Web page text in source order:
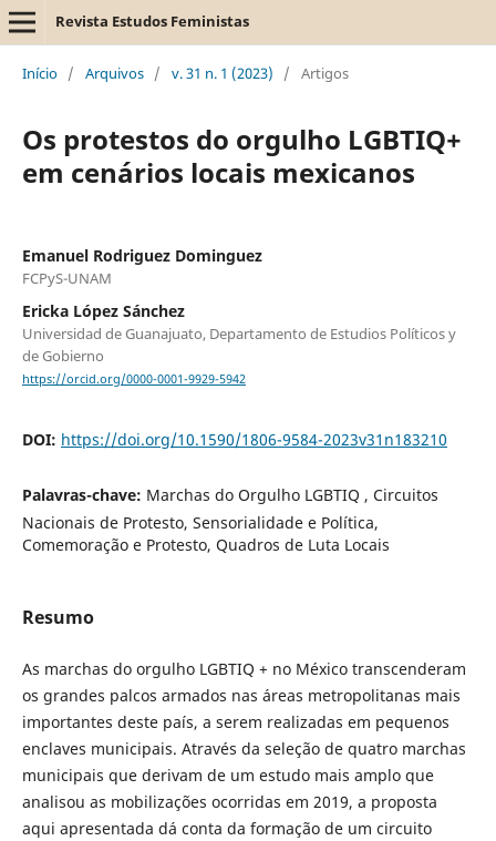
Revista Estudos Feministas
Início / Arquivos / v. 31 n. 1 (2023) / Artigos
Os protestos do orgulho LGBTIQ+
em cenários locais mexicanos
Emanuel Rodriguez Dominguez
FCPyS-UNAM
Ericka López Sánchez
Universidad de Guanajuato, Departamento de Estudios Políticos y
de Gobierno
https://orcid.org/0000-0001-9929-5942
DOI: https://doi.org/10.1590/1806-9584-2023v31n183210
Palavras-chave: Marchas do Orgulho LGBTIQ , Circuitos
Nacionais de Protesto, Sensorialidade e Política,
Comemoração e Protesto, Quadros de Luta Locais
Resumo
As marchas do orgulho LGBTIQ + no México transcenderam
os grandes palcos armados nas áreas metropolitanas mais
importantes deste país, a serem realizadas em pequenos
enclaves municipais. Através da seleção de quatro marchas
municipais que derivam de um estudo mais amplo que
analisou as mobilizações ocorridas em 2019, a proposta
aqui apresentada dá conta da formação de um circuito